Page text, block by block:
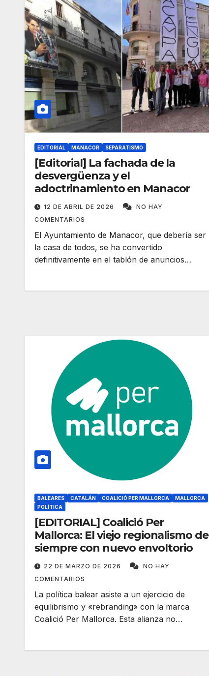
EDITORIAL MANACOR SEPARATISMO
[Editorial] La fachada de la
desvergüenza y el
adoctrinamiento en Manacor
12 DE ABRIL DE 2026
NO HAY
COMENTARIOS
El Ayuntamiento de Manacor, que debería ser
la casa de todos, se ha convertido
definitivamente en el tablón de anuncios…
BALEARES CATALÁN COALICIÓ PER MALLORCA
MALLORCA
POLÍTICA
[EDITORIAL] Coalició Per
Mallorca: El viejo regionalismo de
siempre con nuevo envoltorio
22 DE MARZO DE 2026
NO HAY
COMENTARIOS
La política balear asiste a un ejercicio de
equilibrismo y «rebranding» con la marca
Coalició Per Mallorca. Esta alianza no…